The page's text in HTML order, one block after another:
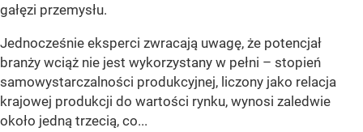
gałęzi przemysłu.
Jednocześnie eksperci zwracają uwagę, że potencjał
branży wciąż nie jest wykorzystany w pełni – stopień
samowystarczalności produkcyjnej, liczony jako relacja
krajowej produkcji do wartości rynku, wynosi zaledwie
około jedną trzecią, co...